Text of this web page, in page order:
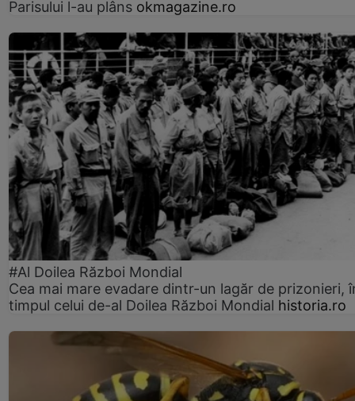
Parisului l-au plâns okmagazine.ro
#Al Doilea Război Mondial
Cea mai mare evadare dintr-un lagăr de prizonieri,
timpul celui de-al Doilea Război Mondial historia.ro